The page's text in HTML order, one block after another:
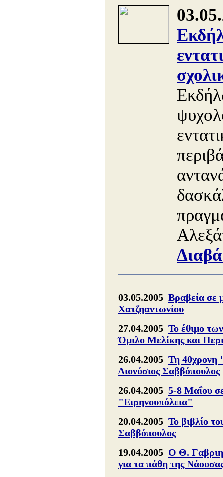
03.05.2005 Βραβεία σε
Χατζηαντωνίου
27.04.2005 Το έθιμο
Όμιλο Μελίκης και
26.04.2005 Τη 40χρονη
Διονύσιος Σαββόπουλος
26.04.2005 5-8 Μαΐου
"Ειρηνουπόλεια"
20.04.2005 Το βιβλίο
Σαββόπουλος
19.04.2005 Ο Θ.
για τα πάθη της